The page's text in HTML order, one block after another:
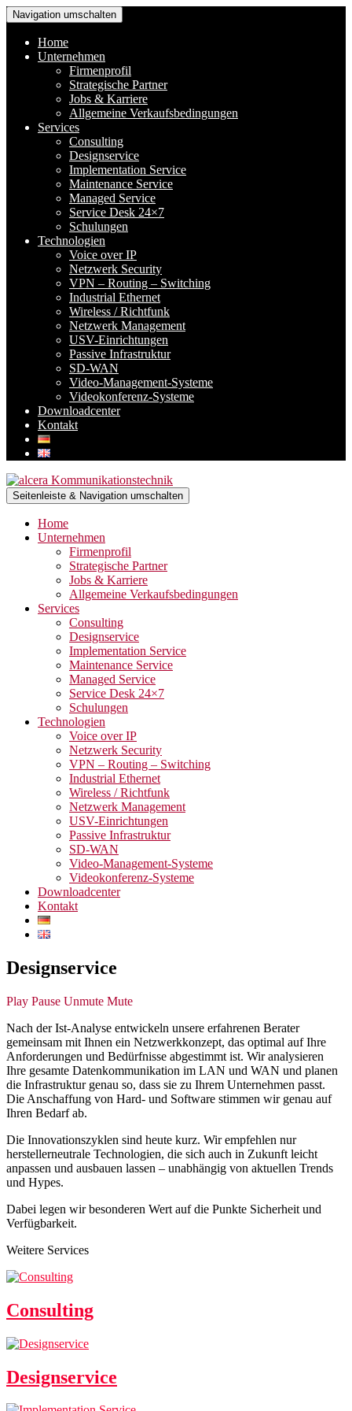
Navigation umschalten
Home
Unternehmen
Firmenprofil
Strategische Partner
Jobs & Karriere
Allgemeine Verkaufsbedingungen
Services
Consulting
Designservice
Implementation Service
Maintenance Service
Managed Service
Service Desk 24×7
Schulungen
Technologien
Voice over IP
Netzwerk Security
VPN – Routing – Switching
Industrial Ethernet
Wireless / Richtfunk
Netzwerk Management
USV-Einrichtungen
Passive Infrastruktur
SD-WAN
Video-Management-Systeme
Videokonferenz-Systeme
Downloadcenter
Kontakt
Seitenleiste & Navigation umschalten
Home
Unternehmen
Firmenprofil
Strategische Partner
Jobs & Karriere
Allgemeine Verkaufsbedingungen
Services
Consulting
Designservice
Implementation Service
Maintenance Service
Managed Service
Service Desk 24×7
Schulungen
Technologien
Voice over IP
Netzwerk Security
VPN – Routing – Switching
Industrial Ethernet
Wireless / Richtfunk
Netzwerk Management
USV-Einrichtungen
Passive Infrastruktur
SD-WAN
Video-Management-Systeme
Videokonferenz-Systeme
Downloadcenter
Kontakt
Designservice
Play Pause Unmute Mute
Nach der Ist-Analyse entwickeln unsere erfahrenen Berater
gemeinsam mit Ihnen ein Netzwerkkonzept, das optimal auf Ihre
Anforderungen und Bedürfnisse abgestimmt ist. Wir analysieren
Ihre gesamte Datenkommunikation im LAN und WAN und planen
die Infrastruktur genau so, dass sie zu Ihrem Unternehmen passt.
Die Anschaffung von Hard- und Software stimmen wir genau auf
Ihren Bedarf ab.
Die Innovationszyklen sind heute kurz. Wir empfehlen nur
herstellerneutrale Technologien, die sich auch in Zukunft leicht
anpassen und ausbauen lassen – unabhängig von aktuellen Trends
und Hypes.
Dabei legen wir besonderen Wert auf die Punkte Sicherheit und
Verfügbarkeit.
Weitere Services
Consulting
Designservice